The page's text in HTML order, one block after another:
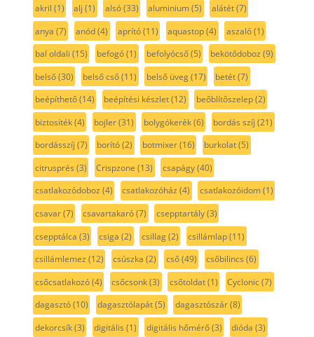
akril (1) alj (1) alsó(33) aluminium(5) alátét(7)
anya (7) anód(4) aprító(11) aquastop(4) aszaló(1)
bal oldali (15) befogó(1) befolyócső(5) bekötődoboz (9)
belső(30) belső cső(11) belső üveg(17) betét(7)
beépíthető(14) beépítési készlet(12) beőblítőszelep(2)
biztosíték(4) bojler(31) bolygókerék(6) bordás szíj (21)
bordásszíj (7) borító(2) botmixer(16) burkolat(5)
citrusprés (3) Crispzone (13) csapágy(40)
csatlakozódoboz (4) csatlakozóház (4) csatlakozóidom(1)
csavar(7) csavartakaró(7) csepptartály(3)
csepptálca (3) csiga (2) csillag(2) csillámlap(11)
csillámlemez (12) csúszka (2) cső(49) csőbilincs (6)
csőcsatlakozó(4) csőcsonk(3) csőtoldat(1) Cyclonic(7)
dagasztó(10) dagasztólapát(5) dagasztószár(8)
dekorcsík(3) digitális (1) digitális hőmérő(3) dióda (3)